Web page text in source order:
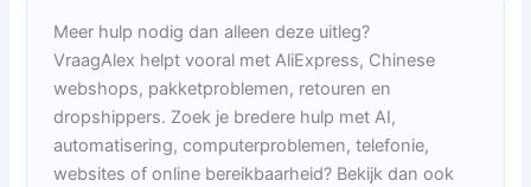
Meer hulp nodig dan alleen deze uitleg?
VraagAlex helpt vooral met AliExpress, Chinese
webshops, pakketproblemen, retouren en
dropshippers. Zoek je bredere hulp met AI,
automatisering, computerproblemen, telefonie,
websites of online bereikbaarheid? Bekijk dan ook